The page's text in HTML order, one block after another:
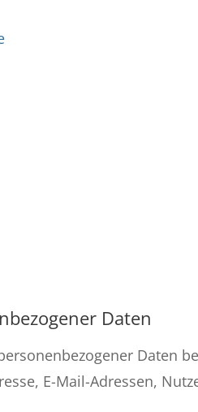
Daten
Daten
E-Mail-Adressen,